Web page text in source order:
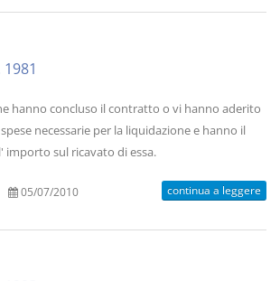
hanno concluso il contratto o vi hanno aderito
necessarie per la liquidazione e hanno il
sul ricavato di essa.
05/07/2010 continua a leggere